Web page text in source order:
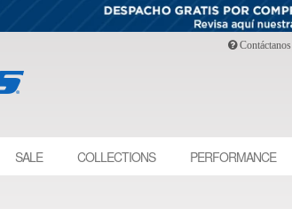
Contáctanos
SALE COLLECTIONS PERFORMANCE